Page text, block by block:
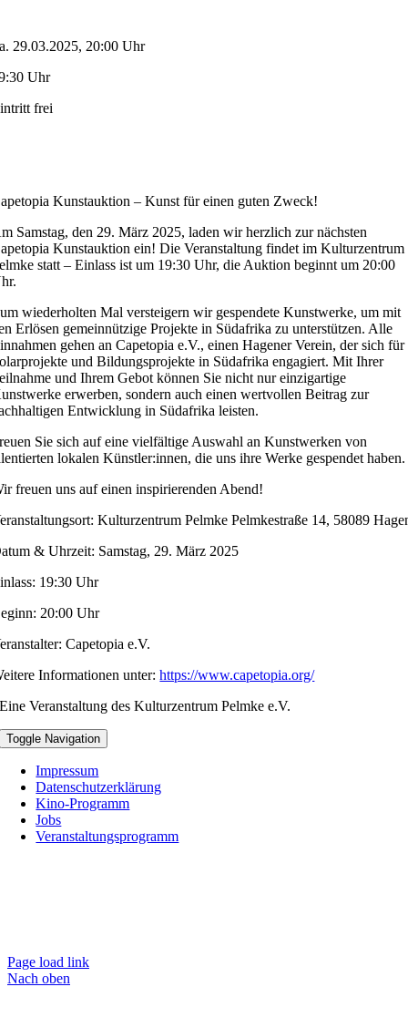
29.03.2025, 20:00 Uhr
Uhr
frei
Kunstauktion – Kunst für einen guten Zweck!
Samstag, den 29. März 2025, laden wir herzlich zur nächsten
Kunstauktion ein! Die Veranstaltung findet im Kulturzentrum
statt – Einlass ist um 19:30 Uhr, die Auktion beginnt um 20:00
wiederholten Mal versteigern wir gespendete Kunstwerke, um mit
Erlösen gemeinnützige Projekte in Südafrika zu unterstützen. Alle
gehen an Capetopia e.V., einen Hagener Verein, der sich für
und Bildungsprojekte in Südafrika engagiert. Mit Ihrer
und Ihrem Gebot können Sie nicht nur einzigartige
erwerben, sondern auch einen wertvollen Beitrag zur
Entwicklung in Südafrika leisten.
Sie sich auf eine vielfältige Auswahl an Kunstwerken von
lokalen Künstler:innen, die uns ihre Werke gespendet haben.
freuen uns auf einen inspirierenden Abend!
Kulturzentrum Pelmke Pelmkestraße 14, 58089
& Uhrzeit: Samstag, 29. März 2025
19:30 Uhr
20:00 Uhr
Capetopia e.V.
Informationen unter:https://www.capetopia.org/
Eine Veranstaltung des Kulturzentrum Pelmke e.V.
Toggle Navigation
Impressum
Datenschutzerklärung
Kino-Programm
Jobs
Veranstaltungsprogramm
Page load link
Nach oben